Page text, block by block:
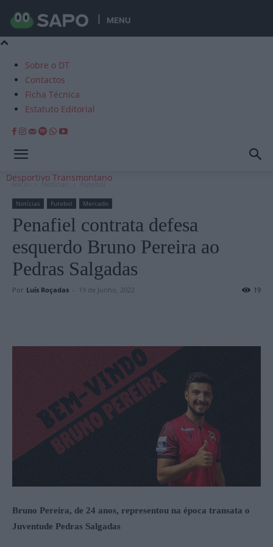
MENU
Sobre o DT
Contactos
Ficha Técnica
Estatuto Editorial
Desportivo Transmontano
Início Notícias Futebol
Notícias Futebol Mercado
Penafiel contrata defesa
esquerdo Bruno Pereira ao
Pedras Salgadas
Por Luís Roçadas - 19 de Junho, 2022 19
Bruno Pereira, de 24 anos, representou na época transata o
Juventude Pedras Salgadas